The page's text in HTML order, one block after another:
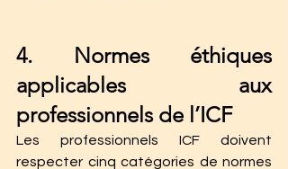
4. Normes éthiques
applicables aux
professionnels de l’ICF
Les professionnels ICF doivent
respecter cinq catégories de normes